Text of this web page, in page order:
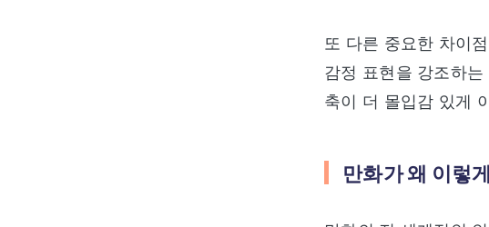
또 다른 중요한 차이
감정 표현을 강조하
축이 더 몰입감 있게
만화가 왜 이렇